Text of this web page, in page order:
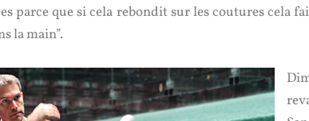
parce que si cela rebondit sur les coutures cela
la main”.